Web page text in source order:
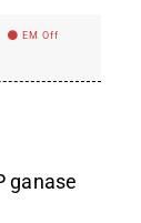
EM Off
ganase